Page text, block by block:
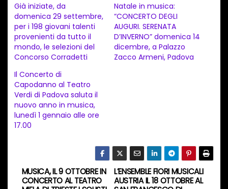
a
m
e
n
t
o
i
n
c
s
o
Già iniziate, da
domenica 29 settembre,
per i 198 giovani talenti
provenienti da tutto il
mondo, le selezioni del
Concorso Corradetti
Natale in musica:
“CONCERTO DEGLI
AUGURI. SERENATA
D’INVERNO” domenica 14
dicembre, a Palazzo
Zacco Armeni, Padova
Il Concerto di
Capodanno al Teatro
Verdi di Padova saluta il
nuovo anno in musica,
lunedì 1 gennaio alle ore
17.00
N
L’ENSEMBLE FIORI MUSICALI
AUSTRIA IL 18 OTTOBRE AL
MUSICA, IL 9 OTTOBRE IN
CONCERTO AL TEATRO